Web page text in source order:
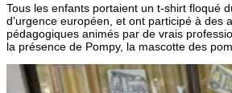
Tous les enfants portaient un t-shirt floqué
d’urgence européen, et ont participé à des
pédagogiques animés par de vrais
la présence de Pompy, la mascotte des